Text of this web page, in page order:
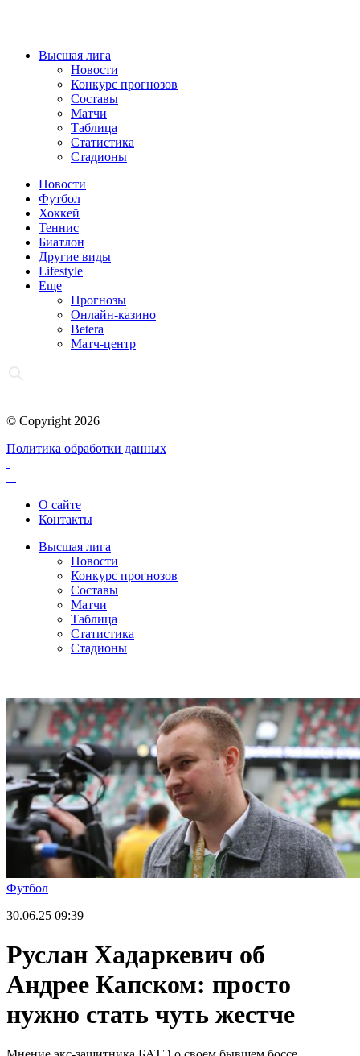
Высшая лига
Новости
Конкурс прогнозов
Составы
Матчи
Таблица
Статистика
Стадионы
Новости
Футбол
Хоккей
Теннис
Биатлон
Другие виды
Lifestyle
Еще
Прогнозы
Онлайн-казино
Betera
Матч-центр
© Copyright 2026
Политика обработки данных
О сайте
Контакты
Высшая лига
Новости
Конкурс прогнозов
Составы
Матчи
Таблица
Статистика
Стадионы
Футбол
30.06.25 09:39
Руслан Хадаркевич об
Андрее Капском: просто
нужно стать чуть жестче